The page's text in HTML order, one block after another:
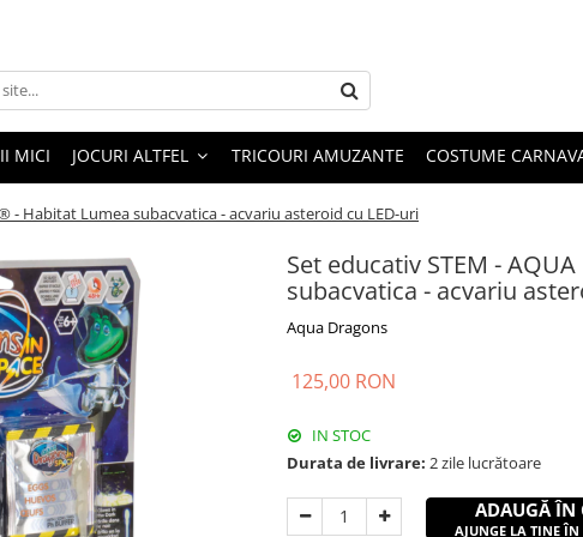
MICI JOCURI ALTFEL TRICOURI AMUZANTE COSTUME
- Habitat Lumea subacvatica - acvariu asteroid cu LED-uri
Set educativ STEM -
subacvatica - acvariu
Aqua Dragons
125,00 RON
IN STOC
Durata de livrare: 2 zile lucrătoare
ADAUGĂ ÎN
AJUNGE LA TINE ÎN